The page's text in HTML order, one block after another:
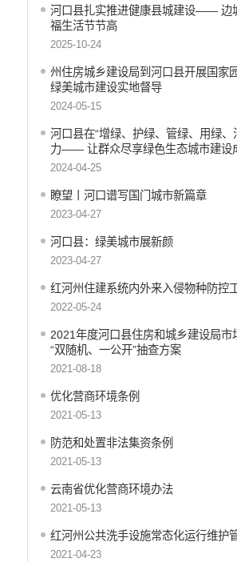
园林绿化
民政信息公开
行政许可
行政事业性收费
政府集中采购
建议提案办理答复
重大决策
财政资金直达基层
维稳就业
乡村振兴
养老服务
生态环境
义务教育
医疗卫生
政府网站工作年度报表
公共文化服务
产品质量
社会救助
涉农补贴
应急预案
河口县扎实推进健康县城建设—— 边
福生活节节高
2025-10-24
州住房城乡建设局到河口县开展国家
绿美城市建设实地督导
2024-05-15
河口县在“增绿、护绿、管绿、用绿、
力—— 让群众尽享绿色生态城市建设
2024-04-25
瞭望丨河口谱写国门城市新篇章
2023-04-27
河口县：绿美城市展新颜
2023-04-27
红河州住建系统内外来入侵物种防控
2022-05-24
2021年度河口县住房和城乡建设局市
“双随机、一公开”抽查方案
2021-08-18
优化营商环境条例
2021-05-13
防范和处置非法集资条例
2021-05-13
云南省优化营商环境办法
2021-05-13
红河州公共洗手设施常态化运行维护
2021-04-23